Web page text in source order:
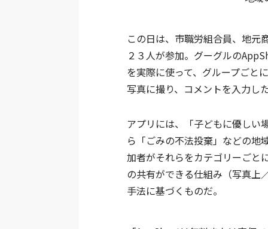
この日は、市職労組合員、地元
２３人が参加。グーグルの
を実際に使って、グループごと
写真に撮り、コメントを入力し
アプリには、「子どもに優しい
ら「ごみの不法投棄」などの地
加者がそれらをカテゴリーごと
の共有ができる仕組み（写真上
手法に基づくものだ。